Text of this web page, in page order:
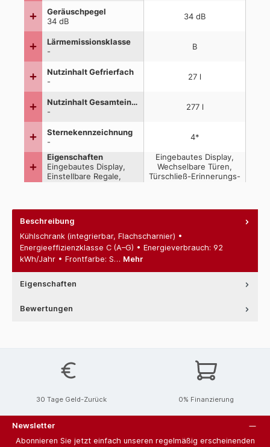
Beschreibung
Kühlschrank (integrierbar, Flachscharnier) •
Energieeffizienzklasse C (A–G) • Energieverbrauch: 92
kWh/Jahr • Frontfarbe: S… Mehr
Eigenschaften
Bewertungen
30 Tage Geld-Zurück 0% Finanzierung
Newsletter
Abonnieren Sie jetzt einfach unseren regelmäßig erscheinenden